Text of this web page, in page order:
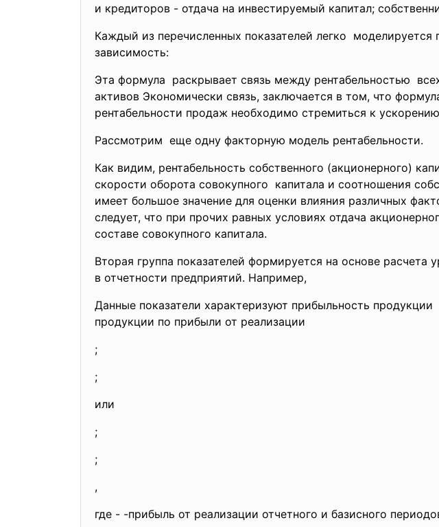
и кредиторов - отдача на инвестируемый капитал;
Каждый из перечисленных показателей легко
зависимость:
Эта формула раскрывает связь между рентабельностью
активов Экономически связь, заключается в том, что
рентабельности продаж необходимо стремиться к
Рассмотрим еще одну факторную модель рентабельности.
Как видим, рентабельность собственного (акционерного)
скорости оборота совокупного капитала и соотношения
имеет большое значение для оценки влияния различных
следует, что при прочих равных условиях отдача
составе совокупного капитала.
Вторая группа показателей формируется на основе расчета
в отчетности предприятий. Например,
Данные показатели характеризуют прибыльность
продукции по прибыли от реализации
;
;
или
;
;
,
где - -прибыль от реализации отчетного и базисного